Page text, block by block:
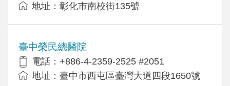
地址：彰化市南校街135號
臺中榮民總醫院
電話：+886-4-2359-2525 #2051
地址：臺中市西屯區臺灣大道四段1650號